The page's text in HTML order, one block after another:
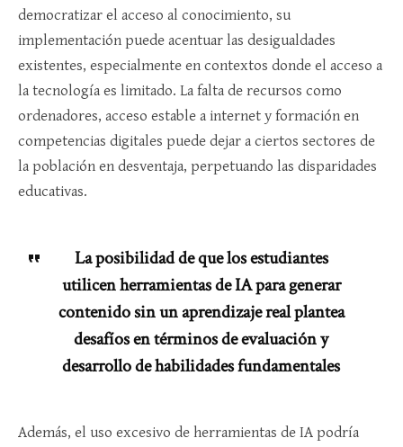
democratizar el acceso al conocimiento, su
implementación puede acentuar las desigualdades
existentes, especialmente en contextos donde el acceso a
la tecnología es limitado. La falta de recursos como
ordenadores, acceso estable a internet y formación en
competencias digitales puede dejar a ciertos sectores de
la población en desventaja, perpetuando las disparidades
educativas.
La posibilidad de que los estudiantes
utilicen herramientas de IA para generar
contenido sin un aprendizaje real plantea
desafíos en términos de evaluación y
desarrollo de habilidades fundamentales
Además, el uso excesivo de herramientas de IA podría